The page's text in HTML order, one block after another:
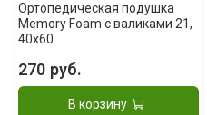
Ортопедическая подушка
Memory Foam с валиками 21,
40x60
270 руб.
В корзину